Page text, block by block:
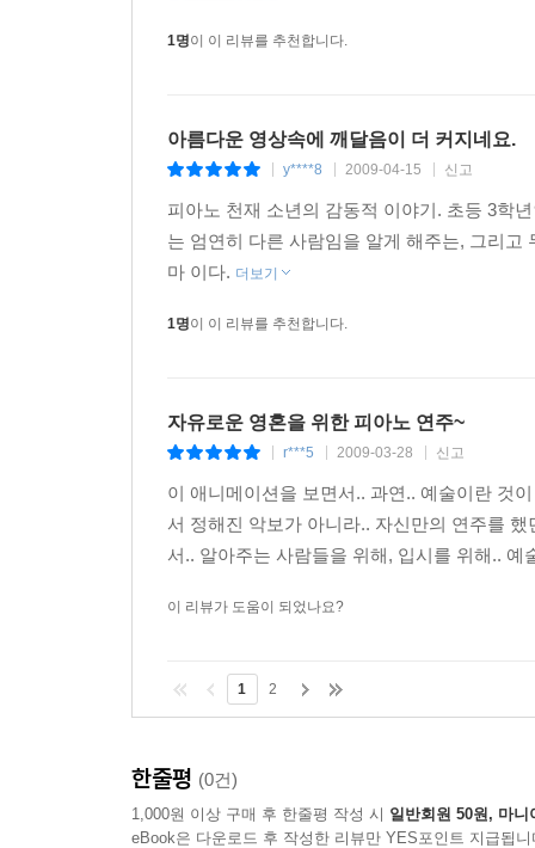
1명이 이 리뷰를 추천합니다.
아름다운 영상속에 깨달음이 더 커지네요.
y****8 2009-04-15 신고
피아노 천재 소년의 감동적 이야기. 초등 3학
는 엄연히 다른 사람임을 알게 해주는, 그리
마 이다. 더보기
1명이 이 리뷰를 추천합니다.
자유로운 영혼을 위한 피아노 연주~
r***5 2009-03-28 신고
이 애니메이션을 보면서.. 과연.. 예술이란 것
서 정해진 악보가 아니라.. 자신만의 연주를
서.. 알아주는 사람들을 위해, 입시를 위해..
이 리뷰가 도움이 되었나요?
1 2
한줄평 (0건)
1,000원 이상 구매 후 한줄평 작성 시 일반회원 50원, 마니
eBook은 다운로드 후 작성한 리뷰만 YES포인트 지급됩니